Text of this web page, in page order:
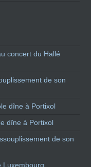
concert du Hallé
de son
dîne à Portixol
dîne à Portixol
de son
Luxembourg